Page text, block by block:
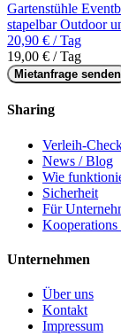
Gartenstühle
stapelbar Outdoor
20,90 € / Tag
19,00 € / Tag
Mietanfrage senden
Sharing
Verleih-
News / Blog
Wie
Sicherheit
Für
Kooperations
Unternehmen
Über uns
Kontakt
Impressum